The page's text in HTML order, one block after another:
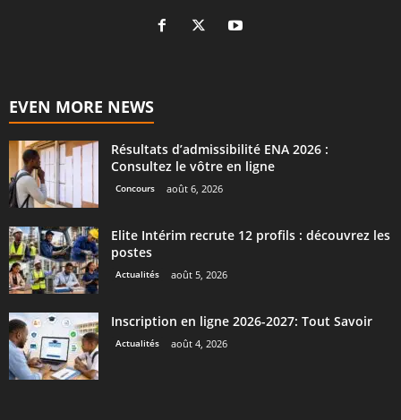
EVEN MORE NEWS
Résultats d’admissibilité ENA 2026 :
Consultez le vôtre en ligne
Concours août 6, 2026
Elite Intérim recrute 12 profils : découvrez les
postes
Actualités août 5, 2026
Inscription en ligne 2026-2027: Tout Savoir
Actualités août 4, 2026